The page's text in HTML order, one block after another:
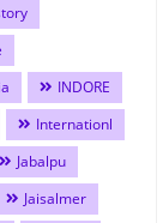
INDORE
Internationl
Jabalpu
Jaisalmer